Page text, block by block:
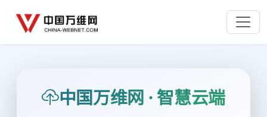
中国万维网 · 智慧云端